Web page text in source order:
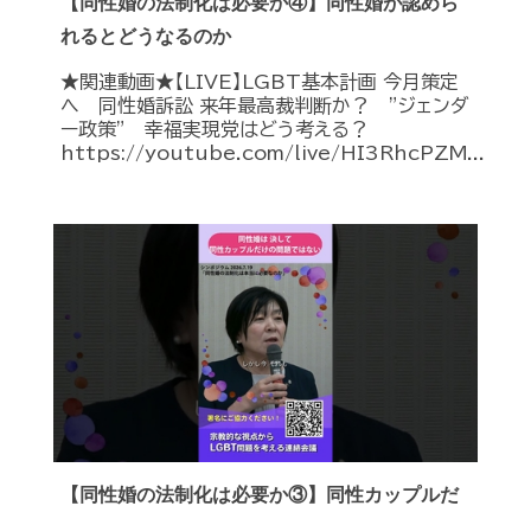
れるとどうなるのか
★関連動画★【LIVE】LGBT基本計画 今月策定
へ 同性婚訴訟 来年最高裁判断か？ ”ジェンダ
ー政策” 幸福実現党はどう考える？
https://youtube.com/live/HI3RhcPZM...
【同性婚の法制化は必要か③】同性カップルだ